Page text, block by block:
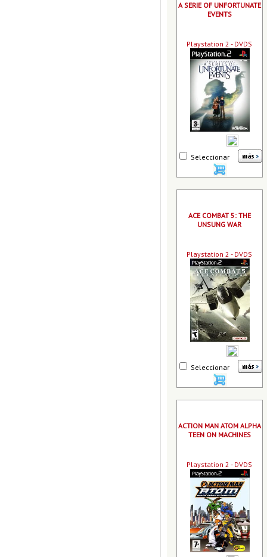
A SERIE OF UNFORTUNATE
EVENTS
Playstation 2 - DVDS
Seleccionar
ACE COMBAT 5: THE
UNSUNG WAR
Playstation 2 - DVDS
Seleccionar
ACTION MAN ATOM ALPHA
TEEN ON MACHINES
Playstation 2 - DVDS